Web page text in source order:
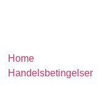
Home
Handelsbetingelser